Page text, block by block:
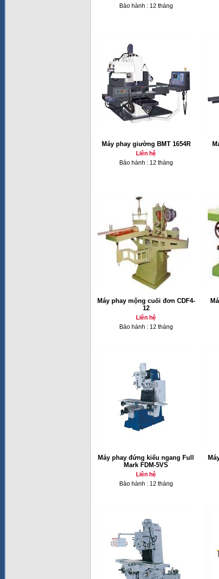
Bảo hành : 12 tháng
Máy phay giường BMT 1654R
Liên hệ
Bảo hành : 12 tháng
Máy phay mộng cuối đơn CDF4-
12
Liên hệ
Bảo hành : 12 tháng
Máy phay đứng kiểu ngang Full
Mark FDM-5VS
Liên hệ
Bảo hành : 12 tháng